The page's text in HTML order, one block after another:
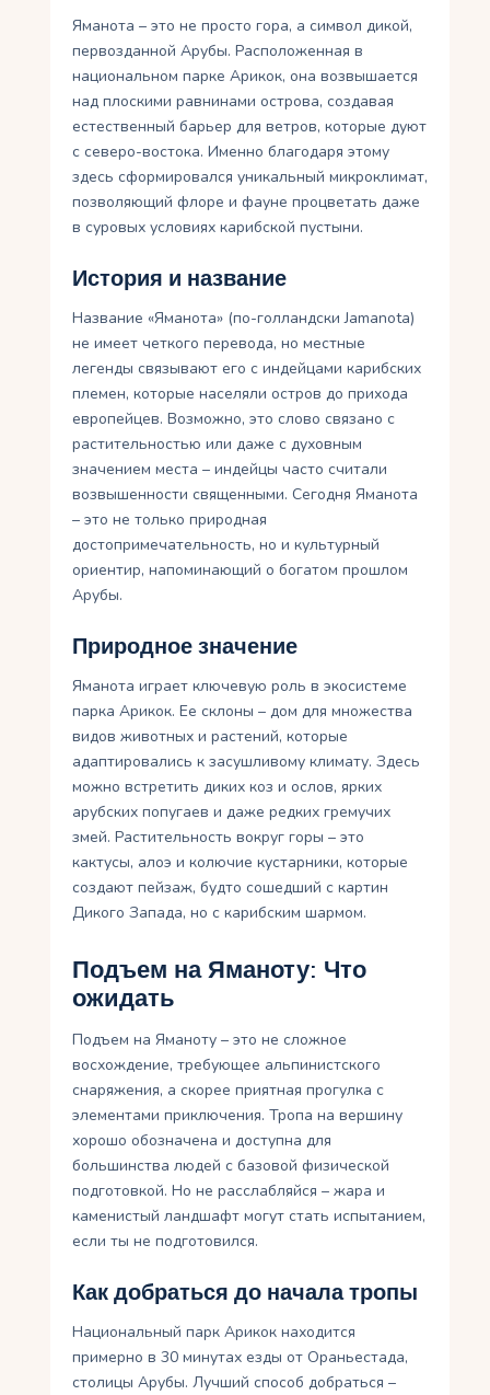
Яманота – это не просто гора, а символ дикой,
первозданной Арубы. Расположенная в
национальном парке Арикок, она возвышается
над плоскими равнинами острова, создавая
естественный барьер для ветров, которые дуют
с северо-востока. Именно благодаря этому
здесь сформировался уникальный микроклимат,
позволяющий флоре и фауне процветать даже
в суровых условиях карибской пустыни.
История и название
Название «Яманота» (по-голландски Jamanota)
не имеет четкого перевода, но местные
легенды связывают его с индейцами карибских
племен, которые населяли остров до прихода
европейцев. Возможно, это слово связано с
растительностью или даже с духовным
значением места – индейцы часто считали
возвышенности священными. Сегодня Яманота
– это не только природная
достопримечательность, но и культурный
ориентир, напоминающий о богатом прошлом
Арубы.
Природное значение
Яманота играет ключевую роль в экосистеме
парка Арикок. Ее склоны – дом для множества
видов животных и растений, которые
адаптировались к засушливому климату. Здесь
можно встретить диких коз и ослов, ярких
арубских попугаев и даже редких гремучих
змей. Растительность вокруг горы – это
кактусы, алоэ и колючие кустарники, которые
создают пейзаж, будто сошедший с картин
Дикого Запада, но с карибским шармом.
Подъем на Яманоту: Что
ожидать
Подъем на Яманоту – это не сложное
восхождение, требующее альпинистского
снаряжения, а скорее приятная прогулка с
элементами приключения. Тропа на вершину
хорошо обозначена и доступна для
большинства людей с базовой физической
подготовкой. Но не расслабляйся – жара и
каменистый ландшафт могут стать испытанием,
если ты не подготовился.
Как добраться до начала тропы
Национальный парк Арикок находится
примерно в 30 минутах езды от Ораньестада,
столицы Арубы. Лучший способ добраться –